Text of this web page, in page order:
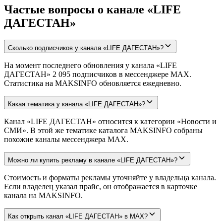
Частые вопросы о канале «LIFE
ДАГЕСТАН»
Сколько подписчиков у канала «LIFE ДАГЕСТАН»?
На момент последнего обновления у канала «LIFE
ДАГЕСТАН» 2 095 подписчиков в мессенджере MAX.
Статистика на MAKSINFO обновляется ежедневно.
Какая тематика у канала «LIFE ДАГЕСТАН»?
Канал «LIFE ДАГЕСТАН» относится к категории «Новости и
СМИ». В этой же тематике каталога MAKSINFO собраны
похожие каналы мессенджера MAX.
Можно ли купить рекламу в канале «LIFE ДАГЕСТАН»?
Стоимость и форматы рекламы уточняйте у владельца канала.
Если владелец указал прайс, он отображается в карточке
канала на MAKSINFO.
Как открыть канал «LIFE ДАГЕСТАН» в MAX?